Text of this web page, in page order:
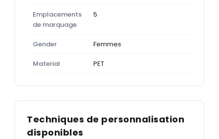
Emplacements
de marquage
5
Gender Femmes
Material PET
Techniques de personnalisation
disponibles